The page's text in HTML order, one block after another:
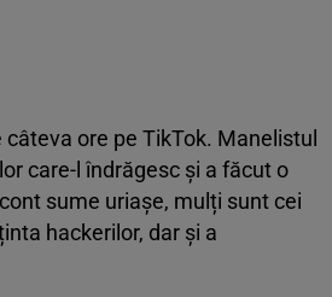
ore pe TikTok. Manelistul
care-l îndrăgesc și a făcut o
sume uriașe, mulți sunt cei
hackerilor, dar și a